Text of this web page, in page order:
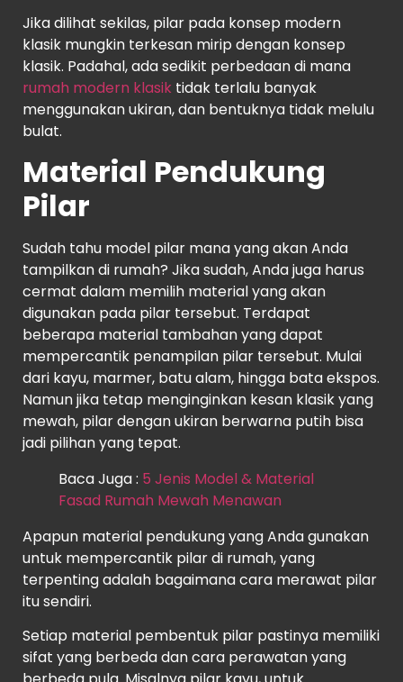
Jika dilihat sekilas, pilar pada konsep modern
klasik mungkin terkesan mirip dengan konsep
klasik. Padahal, ada sedikit perbedaan di mana
rumah modern klasik tidak terlalu banyak
menggunakan ukiran, dan bentuknya tidak melulu
bulat.
Material Pendukung
Pilar
Sudah tahu model pilar mana yang akan Anda
tampilkan di rumah? Jika sudah, Anda juga harus
cermat dalam memilih material yang akan
digunakan pada pilar tersebut. Terdapat
beberapa material tambahan yang dapat
mempercantik penampilan pilar tersebut. Mulai
dari kayu, marmer, batu alam, hingga bata ekspos.
Namun jika tetap menginginkan kesan klasik yang
mewah, pilar dengan ukiran berwarna putih bisa
jadi pilihan yang tepat.
Baca Juga : 5 Jenis Model & Material
Fasad Rumah Mewah Menawan
Apapun material pendukung yang Anda gunakan
untuk mempercantik pilar di rumah, yang
terpenting adalah bagaimana cara merawat pilar
itu sendiri.
Setiap material pembentuk pilar pastinya memiliki
sifat yang berbeda dan cara perawatan yang